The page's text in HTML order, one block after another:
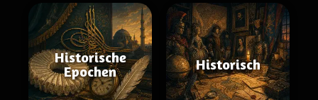
Historische
Epochen
Historisch